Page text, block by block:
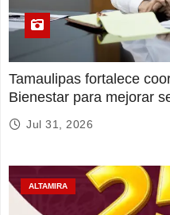
Tamaulipas fortalece
Bienestar para mejorar
Jul 31, 2026
ALTAMIRA